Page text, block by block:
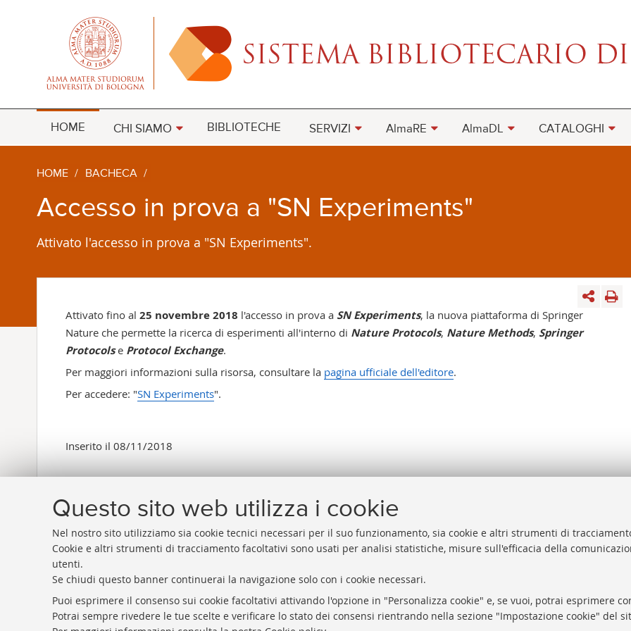
Questo sito web utilizza i cookie
Nel nostro sito utilizziamo sia cookie tecnici necessari per il suo funzionamento, sia cookie e altri strumenti di
Cookie e altri strumenti di tracciamento facoltativi sono usati per analisi statistiche, misure sull'efficacia della
utenti.
Se chiudi questo banner continuerai la navigazione solo con i cookie necessari.
Puoi esprimere il consenso sui cookie facoltativi attivando l'opzione in "Personalizza cookie" e, se vuoi, potrai esprimere
Potrai sempre rivedere le tue scelte e verificare lo stato dei consensi rientrando nella sezione "Impostazione cookie" del
HOME CHI SIAMO BIBLIOTECHE SERVIZI AlmaRE AlmaDL CATALOGHI
HOME / BACHECA /
Accesso in prova a "SN Experiments"
Attivato l'accesso in prova a "SN Experiments".
Attivato fino al 25 novembre 2018 l'accesso in prova a SN Experiments, la nuova piattaforma di Springer
Nature che permette la ricerca di esperimenti all'interno di Nature Protocols, Nature Methods, Springer
Protocolse Protocol Exchange.
Per maggiori informazioni sulla risorsa, consultare la pagina ufficiale dell'editore.
Per accedere: "SN Experiments".
Inserito il 08/11/2018
Rubrica di Ateneo
Rss
Statistiche
Biblioteche di Ateneo
Sale studio
Carta dei servizi
Help Desk